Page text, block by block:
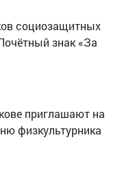
социозащитных
знак «За
приглашают на
физкультурника